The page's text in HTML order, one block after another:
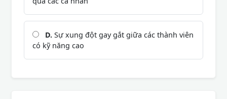
D. Sự xung đột gay gắt giữa các thành viên
có kỹ năng cao